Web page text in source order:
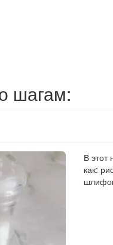
шагам:
В этот
как: